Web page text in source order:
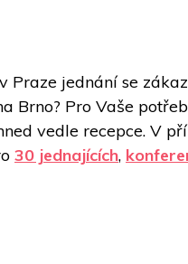
Praze jednání se
Brno? Pro Vaše
vedle recepce. V
30 jednajících,